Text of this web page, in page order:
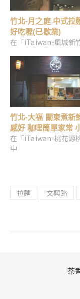
竹北-月之庭 中式拉
好吃喔(已歇業)
在「iTaiwan-風城新
竹北-大福 關東煮新
感好 咖哩簡單家常 小巧
日式食堂
在「iTaiwan-桃花源
中
拉麵 文興路
茶